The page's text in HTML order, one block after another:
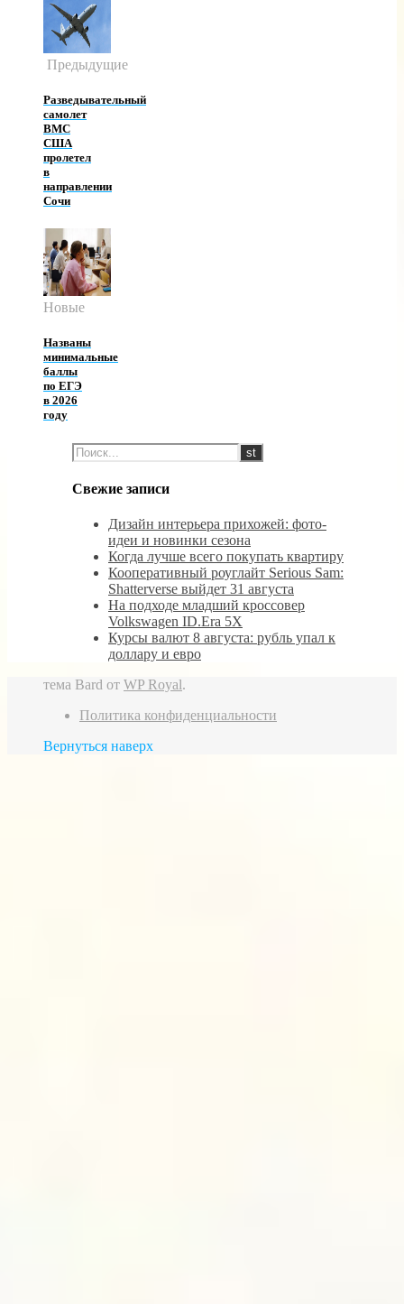
Предыдущие
Разведывательный
самолет
ВМС
США
пролетел
в
направлении
Сочи
Новые
Названы
минимальные
баллы
по ЕГЭ
в 2026
году
Свежие записи
Дизайн интерьера прихожей: фото-
идеи и новинки сезона
Когда лучше всего покупать квартиру
Кооперативный роуглайт Serious Sam:
Shatterverse выйдет 31 августа
На подходе младший кроссовер
Volkswagen ID.Era 5X
Курсы валют 8 августа: рубль упал к
доллару и евро
тема Bard от WP Royal.
Политика конфиденциальности
Вернуться наверх